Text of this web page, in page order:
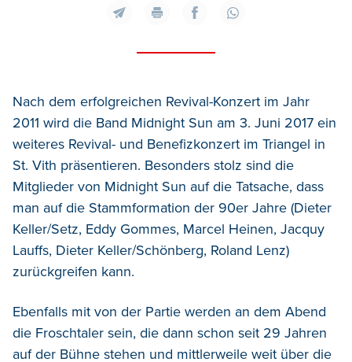
Nach dem erfolgreichen Revival-Konzert im Jahr
2011 wird die Band Midnight Sun am 3. Juni 2017 ein
weiteres Revival- und Benefizkonzert im Triangel in
St. Vith präsentieren. Besonders stolz sind die
Mitglieder von Midnight Sun auf die Tatsache, dass
man auf die Stammformation der 90er Jahre (Dieter
Keller/Setz, Eddy Gommes, Marcel Heinen, Jacquy
Lauffs, Dieter Keller/Schönberg, Roland Lenz)
zurückgreifen kann.
Ebenfalls mit von der Partie werden an dem Abend
die Froschtaler sein, die dann schon seit 29 Jahren
auf der Bühne stehen und mittlerweile weit über die